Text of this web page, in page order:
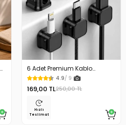
6 Adet Premium Kablo
Düzenleyici Kablo Tutucu
Mıknatıslı Kapak Özellikli
4.9/ 9
169,00 TL250,00 TL
Hızlı
Teslimat